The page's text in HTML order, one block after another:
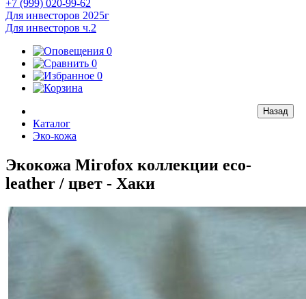
+7 (999) 020-99-62
Для инвесторов 2025г
Для инвесторов ч.2
0
0
0
Каталог
Эко-кожа
Экокожа Mirofox коллекции eco-
leather / цвет - Хаки